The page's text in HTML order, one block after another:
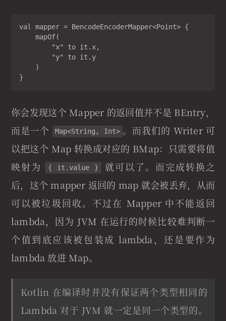
val mapper = BencodeEncoderMapper<Point> {
    mapOf(
        "x" to it.x,
        "y" to it.y
    )
}
你会发现这个 Mapper 的返回值并不是 BEntry，
而是一个
Map<String, Int> 。而我们的 Writer 可
以把这个 Map 转换成对应的 BMap：只需要将值
映射为
{ it.value }
就可以了。而完成转换之
后，这个 mapper 返回的 map 就会被丢弃，从而
可以被垃圾回收。不过在 Mapper 中不能返回
lambda，因为 JVM 在运行的时候比较难判断一
个值到底应该被包装成 lambda，还是要作为
lambda 放进 Map。
Kotlin 在编译时并没有保证两个类型相同的
Lambda 对于 JVM 就一定是同一个类型的。